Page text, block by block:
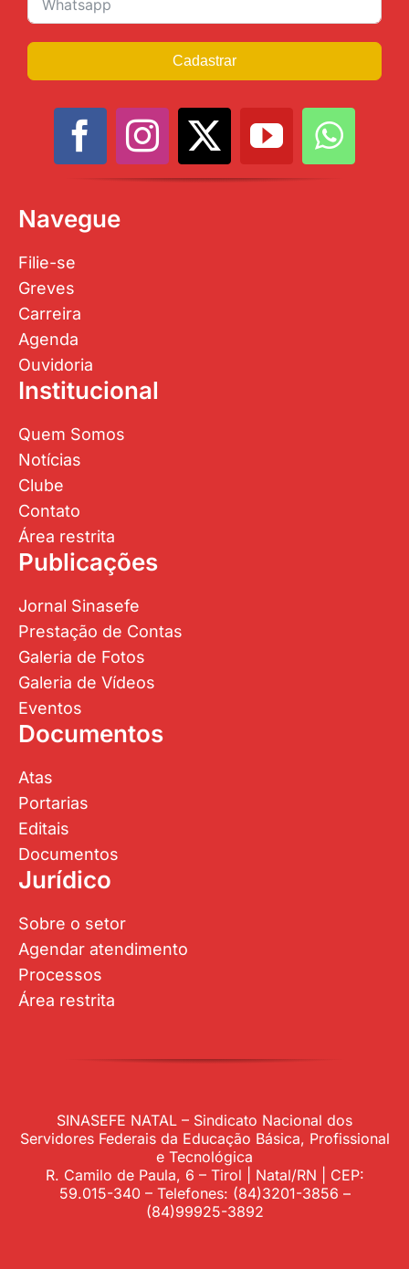
Cadastrar
Navegue
Filie-se
Greves
Carreira
Agenda
Ouvidoria
Institucional
Quem Somos
Notícias
Clube
Contato
Área restrita
Publicações
Jornal Sinasefe
Prestação de Contas
Galeria de Fotos
Galeria de Vídeos
Eventos
Documentos
Atas
Portarias
Editais
Documentos
Jurídico
Sobre o setor
Agendar atendimento
Processos
Área restrita
SINASEFE NATAL – Sindicato Nacional dos
Servidores Federais da Educação Básica, Profissional
e Tecnológica
R. Camilo de Paula, 6 – Tirol | Natal/RN | CEP:
59.015-340 – Telefones: (84)3201-3856 –
(84)99925-3892